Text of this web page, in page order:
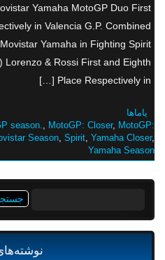
Yamaha MotoGP Duo First
in Valencia G.P. Combined
Movistar Yamaha in Fighting Spirit
Lorenzo & Rossi First and Eighth
Place Respectively in […]
یاماها
season.,MotoGP: Closer,MotoGP:
Movistar Season,Spirit,Yamaha Closer
Yamaha Season
نوشته‌های